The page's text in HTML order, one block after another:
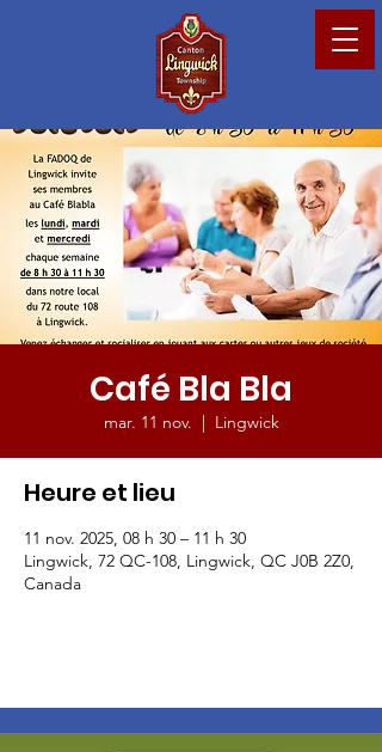
Café Bla Bla
mar. 11 nov.
  |
Lingwick
Heure et lieu
11 nov. 2025, 08 h 30 – 11 h 30
Lingwick, 72 QC-108, Lingwick, QC J0B 2Z0,
Canada